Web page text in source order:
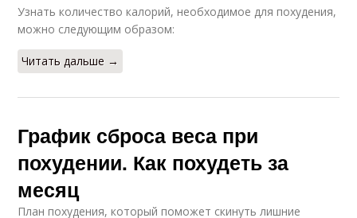
Узнать количество калорий, необходимое для похудения,
можно следующим образом:
Читать дальше →
График сброса веса при
похудении. Как похудеть за
месяц
План похудения, который поможет скинуть лишние